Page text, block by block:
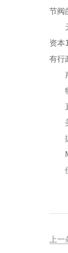
节阀
天
资本
有行
声
特
直
美
抛
伊
上